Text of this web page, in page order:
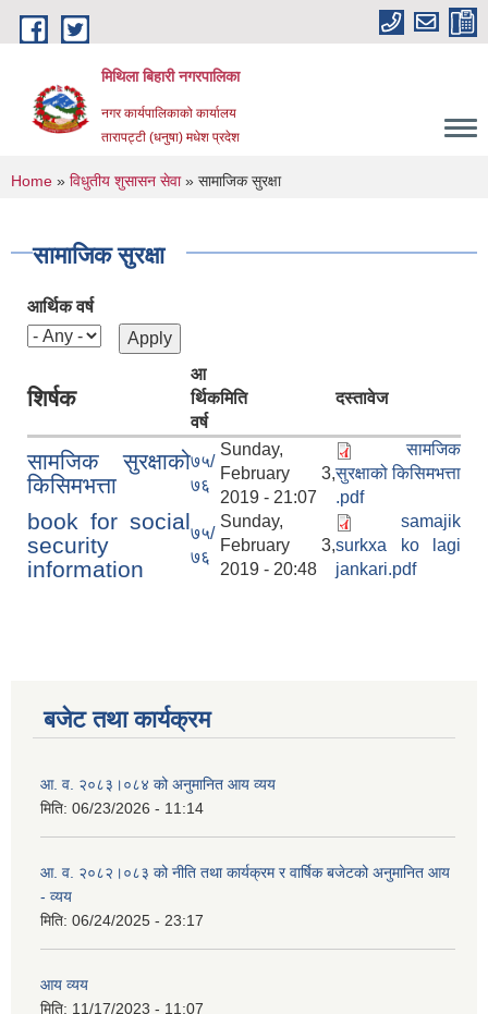
Skip to main content
मिथिला बिहारी नगरपालिका
नगर कार्यपालिकाको कार्यालय
तारापट्टी (धनुषा) मधेश प्रदेश
You are here
Home » विधुतीय शुसासन सेवा» सामाजिक सुरक्षा
सामाजिक सुरक्षा
आर्थिक वर्ष
शिर्षक
आ
र्थिक
वर्ष
मिति दस्तावेज
सामजिक सुरक्षाको
किसिमभत्ता
७५/
७६
Sunday,
February 3,
2019 - 21:07
सामजिक
सुरक्षाको किसिमभत्ता
.pdf
book for social
security
information
७५/
७६
Sunday,
February 3,
2019 - 20:48
samajik
surkxa ko lagi
jankari.pdf
बजेट तथा कार्यक्रम
आ. व. २०८३।०८४ को अनुमानित आय व्यय
मिति: 06/23/2026 - 11:14
आ. व. २०८२।०८३ को नीति तथा कार्यक्रम र वार्षिक बजेटको अनुमानित आय
- व्यय
मिति: 06/24/2025 - 23:17
आय व्यय
मिति: 11/17/2023 - 11:07